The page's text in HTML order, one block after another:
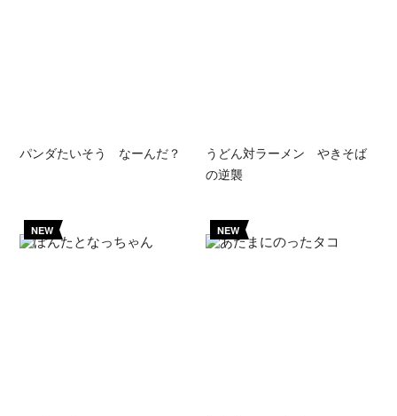
パンダたいそう なーんだ？
うどん対ラーメン やきそば
の逆襲
NEW NEW